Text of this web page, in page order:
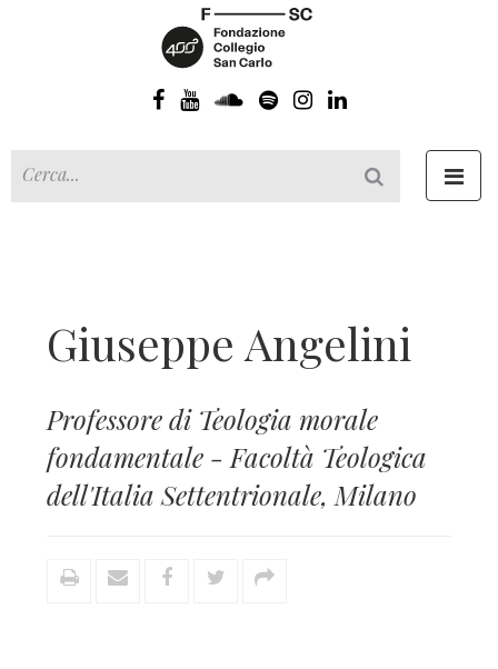
Giuseppe Angelini
Professore di Teologia morale
fondamentale - Facoltà Teologica
dell'Italia Settentrionale, Milano